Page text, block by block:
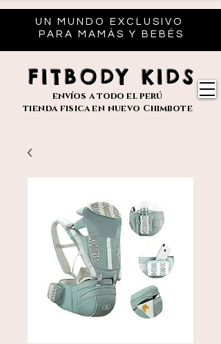
UN MUNDO EXCLUSIVO
PARA MAMÁS Y BEBÉS
FITBODY KIDS
envíos a todo el perú
tienda fisica en nuevo Chimbote